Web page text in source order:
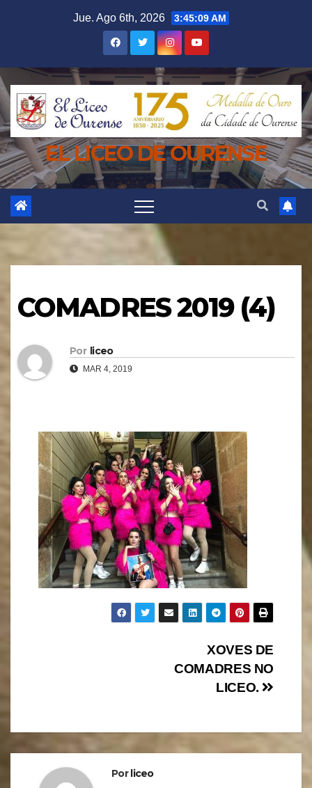
Jue. Ago 6th, 2026 3:45:09 AM
EL LICEO DE OURENSE
COMADRES 2019 (4)
Por liceo
MAR 4, 2019
XOVES DE
COMADRES NO
LICEO.
Porliceo